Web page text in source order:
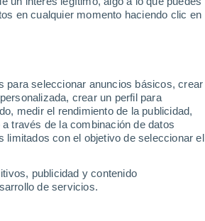
en cualquier momento haciendo clic en
para seleccionar anuncios básicos, crear
crear un perfil para
medir el rendimiento de la publicidad,
través de la combinación de datos
limitados con el objetivo de seleccionar el
publicidad y contenido
de servicios.
32°
23°
La Miel
31°
22°
Barquisimeto